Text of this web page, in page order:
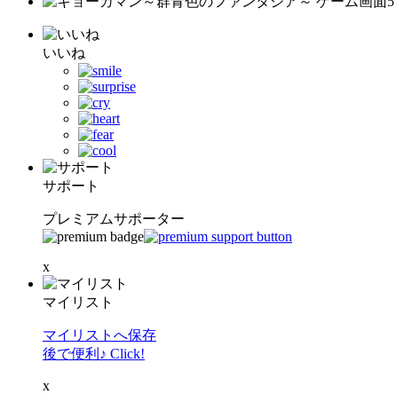
いいね
サポート
プレミアムサポーター
x
マイリスト
マイリストへ保存
後で便利♪ Click!
x